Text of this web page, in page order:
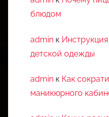
блюдом
admin к
детской одежды
admin к Как
маникюрного